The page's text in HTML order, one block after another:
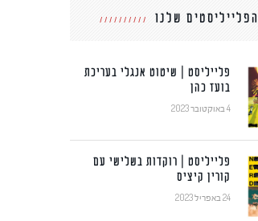
הפלייליסטים שלנו
פלייליסט | שיטוט אנגלי בעריכת
בועז כהן
4 באוקטובר 2023
פלייליסט | רוקדות בשלישי עם
קורין קיציס
24 באפריל 2023